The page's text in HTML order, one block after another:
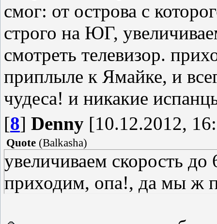
смог: от острова с
строго на ЮГ,
смотреть телевизор.
приплыле к Ямайке, и
чудеса! и никакие
[8] Denny [10.12.2012,
Quote (Balkasha)
увеличиваем скорость до
приходим, опа!, да мы ж